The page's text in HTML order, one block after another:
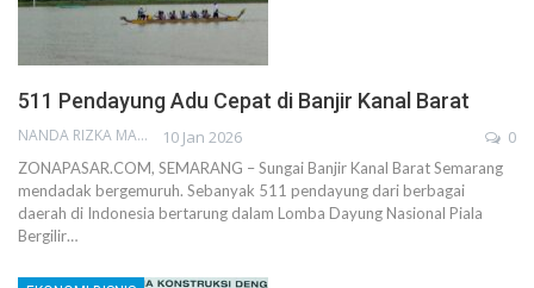
511 Pendayung Adu Cepat di Banjir Kanal Barat
NANDA RIZKA MAHENDRA 10 Jan 2026 0
ZONAPASAR.COM, SEMARANG – Sungai Banjir Kanal Barat Semarang
mendadak bergemuruh. Sebanyak 511 pendayung dari berbagai
daerah di Indonesia bertarung dalam Lomba Dayung Nasional Piala
Bergilir…